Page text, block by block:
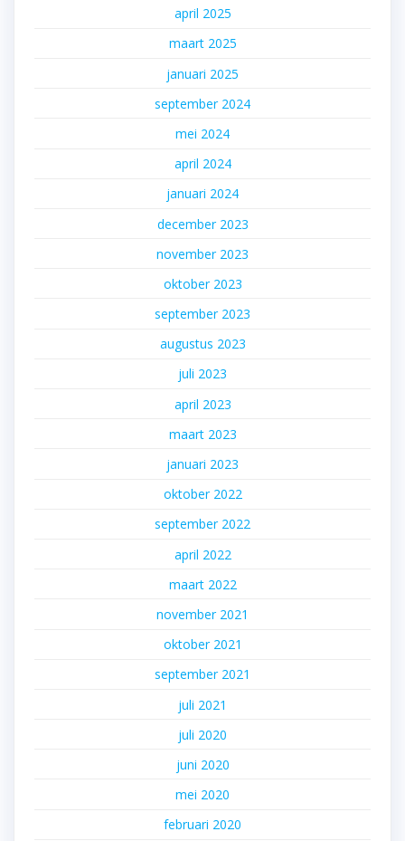
april 2025
maart 2025
januari 2025
september 2024
mei 2024
april 2024
januari 2024
december 2023
november 2023
oktober 2023
september 2023
augustus 2023
juli 2023
april 2023
maart 2023
januari 2023
oktober 2022
september 2022
april 2022
maart 2022
november 2021
oktober 2021
september 2021
juli 2021
juli 2020
juni 2020
mei 2020
februari 2020